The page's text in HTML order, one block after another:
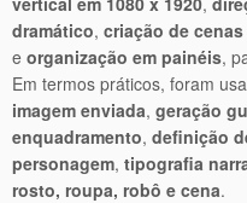
dramático, criação de
e organização em painéis,
Em termos práticos, foram
imagem enviada, geração
enquadramento, definição
personagem, tipografia
rosto, roupa, robô e cena.